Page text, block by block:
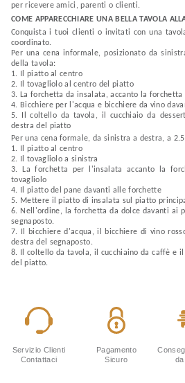
per ricevere amici, parenti o clienti.
COME APPARECCHIARE UNA BELLA TAVOLA
Conquista i tuoi clienti o invitati con una
coordinato.
Per una cena informale, posizionato da
della tavola:
1. Il piatto al centro
2. Il tovagliolo al centro del piatto
3. La forchetta da insalata, accanto la forchetta
4. Bicchiere per l'acqua e bicchiere da vino
5. Il coltello da tavola, il cucchiaio da
destra del piatto
Per una cena formale, da sinistra a destra, a
1. Il piatto al centro
2. Il tovagliolo a sinistra
3. La forchetta per l'insalata accanto la
tovagliolo
4. Il piatto del pane davanti alle forchette
5. Mettere il piatto di insalata sul piatto
6. Nell'ordine, la forchetta da dolce davanti ai
segnaposto.
7. Il bicchiere d'acqua, il bicchiere di vino
destra del segnaposto.
8. Il coltello da tavola, il cucchiaino da caffè e
del piatto.
Servizio Clienti
Contattaci
Pagamento
Sicuro